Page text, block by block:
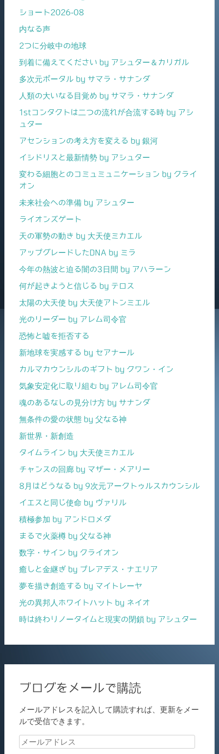
ショート2026-08
内なる声
2つに分岐中の地球
到着に備えてください by アシュター＆カリガル
多次元ポータル by サマラ・サナンダ
人類の大いなる目覚め by サマラ・サナンダ
1stコンタクトは二つの流れが合流する時 by アシ
ュター
アセンションの考え方を変える by 銀河
イシドリスと最新情勢 by アシュター
変わる細胞とのコミュミュニケーション by クライ
オン
未来社会への準備 by アシュター
ライオンズゲート
天の軍勢の動き by 大天使ミカエル
アップグレードしたDNA by ミラ
今年の熱波と迫る闇の3日間 by アハラーン
何が起きようと信じる by テロス
太陽の大天使 by 大天使アトンミエル
光のリーダー by アレム司令官
恐怖と嘘を拒否する
新地球を実感する by セアナール
カルマカウンシルのギフト by クワン・イン
気象安定化に取り組む by アレム司令官
魂のあるなしの見分け方 by サナンダ
無条件の愛の状態 by 父なる神
新世界・新創造
タイムライン by 大天使ミカエル
チャンスの回廊 by マザー・メアリー
8月はどうなる by 9次元アークトゥルスカウンシル
イエスと同じ使命 by ヴァリル
積極参加 by アンドロメダ
まるで火薬樽 by 父なる神
数字・サイン by クライオン
癒しと金継ぎ by プレアデス・ナエリア
夢を描き創造する by マイトレーヤ
光の異邦人ホワイトハット by ネイオ
時は終わりノータイムと現実の閉鎖 by アシュター
ブログをメールで購読
メールアドレスを記入して購読すれば、更新をメー
ルで受信できます。
メ